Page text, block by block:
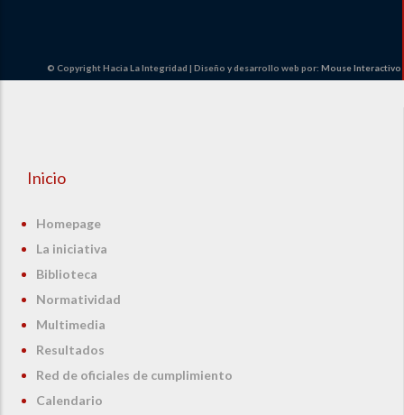
© Copyright Hacia La Integridad | Diseño y desarrollo web por: Mouse Interactivo
Inicio
Homepage
La iniciativa
Biblioteca
Normatividad
Multimedia
Resultados
Red de oficiales de cumplimiento
Calendario